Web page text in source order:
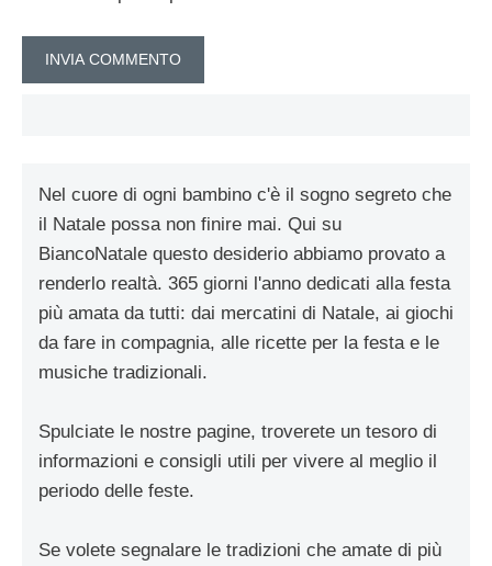
Nel cuore di ogni bambino c'è il sogno segreto che
il Natale possa non finire mai. Qui su
BiancoNatale questo desiderio abbiamo provato a
renderlo realtà. 365 giorni l'anno dedicati alla festa
più amata da tutti: dai mercatini di Natale, ai giochi
da fare in compagnia, alle ricette per la festa e le
musiche tradizionali.
Spulciate le nostre pagine, troverete un tesoro di
informazioni e consigli utili per vivere al meglio il
periodo delle feste.
Se volete segnalare le tradizioni che amate di più